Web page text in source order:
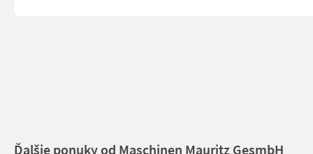
Ďalšie ponuky od Maschinen Mauritz GesmbH